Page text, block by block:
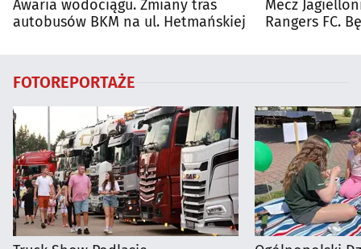
Awaria wodociągu. Zmiany tras
autobusów BKM na ul. Hetmańskiej
Mecz
Rangers FC.
FOTOREPORTAŻE